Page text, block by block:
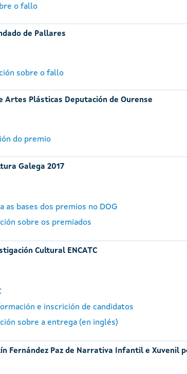
o fallo
de Pallares
sobre o fallo
Artes Plásticas Deputación de Ourense
do premio
Galega 2017
as bases dos premios no DOG
sobre os premiados
Cultural ENCATC
e inscrición de candidatos
sobre a entrega (en inglés)
Fernández Paz de Narrativa Infantil e Xuvenil